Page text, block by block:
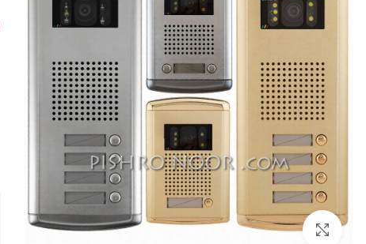
برای بزرگنمایی کلیک کنید